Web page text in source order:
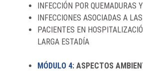
INFECCIÓN POR QUEMADURAS
INFECCIONES ASOCIADAS A
PACIENTES EN
LARGA ESTADÍA
MÓDULO 4: ASPECTOS